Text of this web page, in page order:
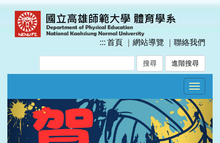
跳
::: 首頁 網站導覽 聯絡我們
進階搜尋
Toggle
Previous Next